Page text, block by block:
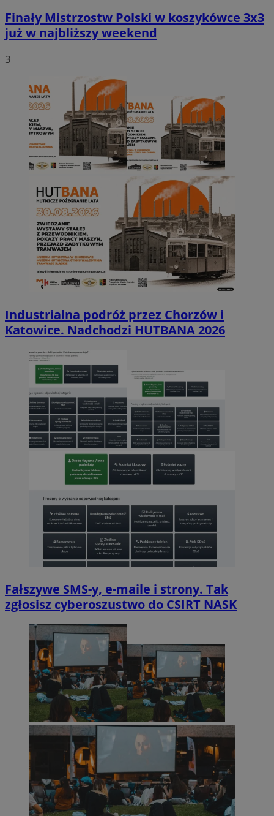
Finały Mistrzostw Polski w koszykówce 3x3
już w najbliższy weekend
3
Industrialna podróż przez Chorzów i
Katowice. Nadchodzi HUTBANA 2026
Fałszywe SMS-y, e-maile i strony. Tak
zgłosisz cyberoszustwo do CSIRT NASK